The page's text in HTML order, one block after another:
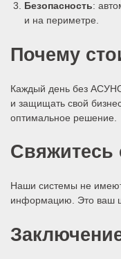
Безопасность:
и на периметре.
Почему
Каждый день без
и защищать свой
оптимальное решение.
Наши системы не
информацию. Это ваш